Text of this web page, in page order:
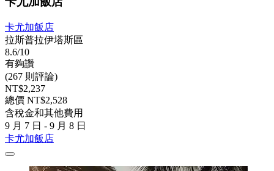
卡尤加飯店
拉斯普拉伊塔斯區
8.6/10
有夠讚
(267 則評論)
NT$2,237
總價 NT$2,528
含稅金和其他費用
9 月 7 日 - 9 月 8 日
卡尤加飯店